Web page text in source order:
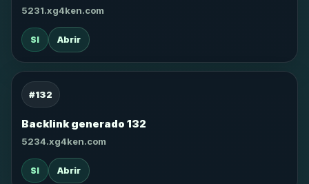
5231.xg4ken.com
SI Abrir
#132
Backlink generado 132
5234.xg4ken.com
SI Abrir